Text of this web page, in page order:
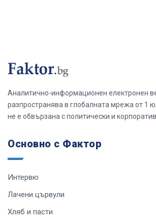
Аналитично-информационен електронен
разпространява в глобалната мрежа от 1
не е обвързана с политически и
Основно с Фактор
Интервю
Лачени цървули
Хляб и пасти